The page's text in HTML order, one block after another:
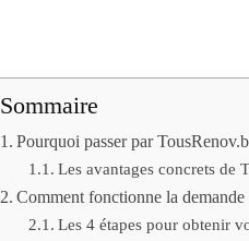
Sommaire
Pourquoi passer par
Les avantages concrets de
Comment fonctionne la
Les 4 étapes pour obtenir